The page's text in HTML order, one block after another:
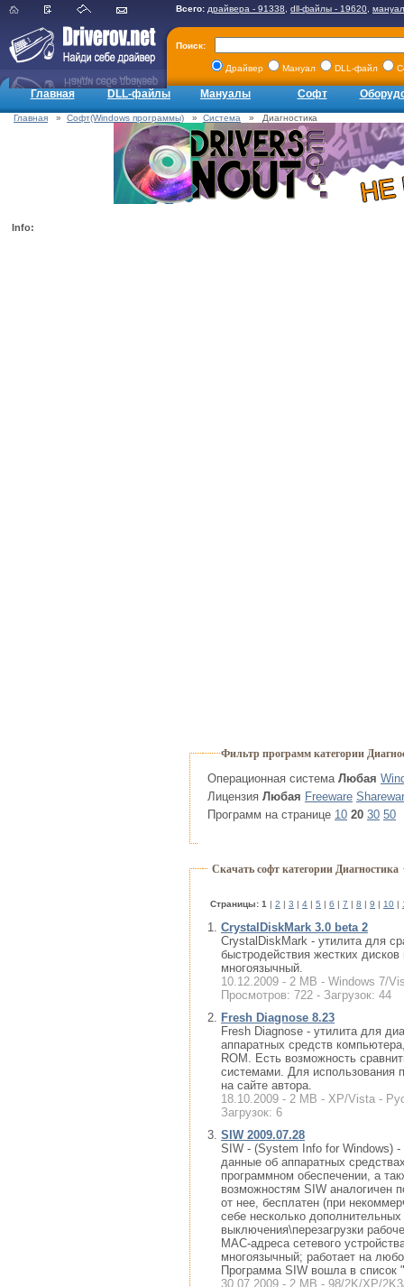
Всего: драйвера - 91338 dll-файлы - 19620
Поиск:
Драйвер Мануал DLL-файл
Главная DLL-файлы Мануалы Софт
Главная » Софт(Windows программы) » Система » Диагностика
Info:
Фильтр программ категории
Операционная система Любая
Лицензия Любая Freeware
Программ на странице 10 20 30 50
Скачать софт категории Диагностика
Cтраницы: 1 2 3 4 5 6 7 8 9 10
CrystalDiskMark 3.0 beta 2
CrystalDiskMark - утилита для
быстродействия жестких
многоязычный.
10.12.2009 - 2 MB - Windows 7/
Просмотров: 722 - Загрузок: 44
Fresh Diagnose 8.23
Fresh Diagnose - утилита для
аппаратных средств
ROM. Есть возможность
системами. Для использования
на сайте автора.
18.10.2009 - 2 MB - XP/Vista -
Загрузок: 6
SIW 2009.07.28
SIW - (System Info for Windows)
данные об аппаратных
программном обеспечении, а
возможностям SIW аналогичен
от нее, бесплатен (при
себе несколько
выключения\перезагрузки
MAC-адреса сетевого
многоязычный; работает на
Программа SIW вошла в список
30.07.2009 - 2 MB - 98/2K/XP/